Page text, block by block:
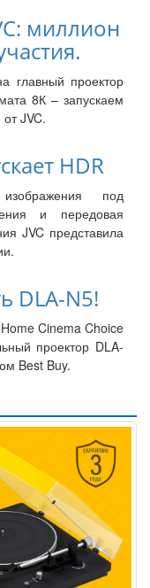
миллион
главный проектор
8К – запускаем
JVC.
HDR
под
и передовая
JVC представила
DLA-N5!
Cinema Choice
проектор DLA-
Best Buy.